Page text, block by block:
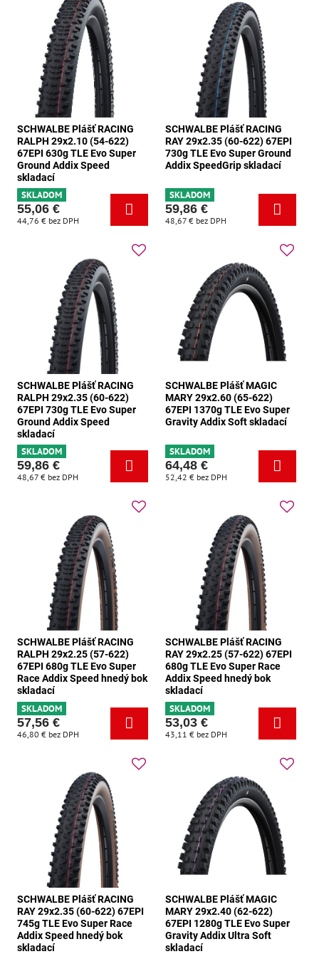
SCHWALBE Plášť RACING
RALPH 29x2.10 (54-622)
67EPI 630g TLE Evo Super
Ground Addix Speed
skladací
SKLADOM
55,06 €
44,76 € bez DPH
SCHWALBE Plášť RACING
RAY 29x2.35 (60-622) 67EPI
730g TLE Evo Super Ground
Addix SpeedGrip skladací
SKLADOM
59,86 €
48,67 € bez DPH
SCHWALBE Plášť RACING
RALPH 29x2.35 (60-622)
67EPI 730g TLE Evo Super
Ground Addix Speed
skladací
SKLADOM
59,86 €
48,67 € bez DPH
SCHWALBE Plášť MAGIC
MARY 29x2.60 (65-622)
67EPI 1370g TLE Evo Super
Gravity Addix Soft skladací
SKLADOM
64,48 €
52,42 € bez DPH
SCHWALBE Plášť RACING
RALPH 29x2.25 (57-622)
67EPI 680g TLE Evo Super
Race Addix Speed hnedý bok
skladací
SKLADOM
57,56 €
46,80 € bez DPH
SCHWALBE Plášť RACING
RAY 29x2.25 (57-622) 67EPI
680g TLE Evo Super Race
Addix Speed hnedý bok
skladací
SKLADOM
53,03 €
43,11 € bez DPH
SCHWALBE Plášť RACING
RAY 29x2.35 (60-622) 67EPI
745g TLE Evo Super Race
Addix Speed hnedý bok
skladací
SCHWALBE Plášť MAGIC
MARY 29x2.40 (62-622)
67EPI 1280g TLE Evo Super
Gravity Addix Ultra Soft
skladací